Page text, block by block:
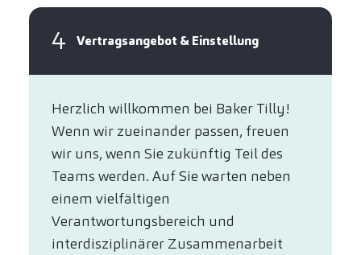
4 Vertragsangebot & Einstellung
Herzlich willkommen bei Baker Tilly!
Wenn wir zueinander passen, freuen
wir uns, wenn Sie zukünftig Teil des
Teams werden. Auf Sie warten neben
einem vielfältigen
Verantwortungsbereich und
interdisziplinärer Zusammenarbeit